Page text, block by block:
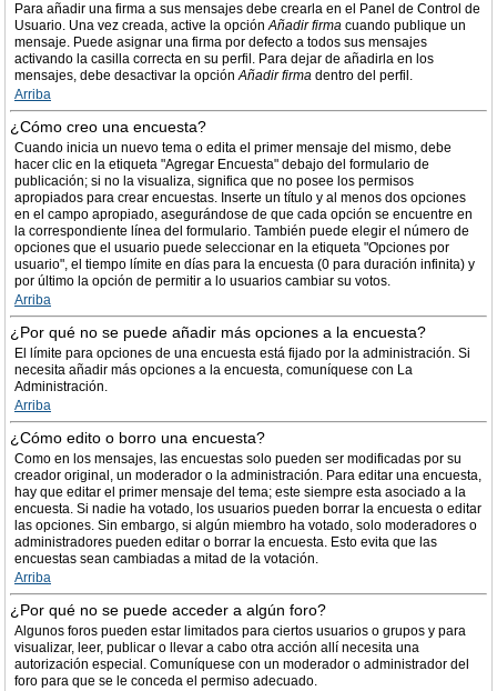
Para añadir una firma a sus mensajes debe crearla en el Panel de Control de
Usuario. Una vez creada, active la opciónAñadir firma cuando publique un
mensaje. Puede asignar una firma por defecto a todos sus mensajes
activando la casilla correcta en su perfil. Para dejar de añadirla en los
mensajes, debe desactivar la opciónAñadir firma dentro del perfil.
Arriba
¿Cómo creo una encuesta?
Cuando inicia un nuevo tema o edita el primer mensaje del mismo, debe
hacer clic en la etiqueta "Agregar Encuesta" debajo del formulario de
publicación; si no la visualiza, significa que no posee los permisos
apropiados para crear encuestas. Inserte un título y al menos dos opciones
en el campo apropiado, asegurándose de que cada opción se encuentre en
la correspondiente línea del formulario. También puede elegir el número de
opciones que el usuario puede seleccionar en la etiqueta "Opciones por
usuario", el tiempo límite en días para la encuesta (0 para duración infinita) y
por último la opción de permitir a lo usuarios cambiar su votos.
Arriba
¿Por qué no se puede añadir más opciones a la encuesta?
El límite para opciones de una encuesta está fijado por la administración. Si
necesita añadir más opciones a la encuesta, comuníquese con La
Administración.
Arriba
¿Cómo edito o borro una encuesta?
Como en los mensajes, las encuestas solo pueden ser modificadas por su
creador original, un moderador o la administración. Para editar una encuesta,
hay que editar el primer mensaje del tema; este siempre esta asociado a la
encuesta. Si nadie ha votado, los usuarios pueden borrar la encuesta o editar
las opciones. Sin embargo, si algún miembro ha votado, solo moderadores o
administradores pueden editar o borrar la encuesta. Esto evita que las
encuestas sean cambiadas a mitad de la votación.
Arriba
¿Por qué no se puede acceder a algún foro?
Algunos foros pueden estar limitados para ciertos usuarios o grupos y para
visualizar, leer, publicar o llevar a cabo otra acción allí necesita una
autorización especial. Comuníquese con un moderador o administrador del
foro para que se le conceda el permiso adecuado.